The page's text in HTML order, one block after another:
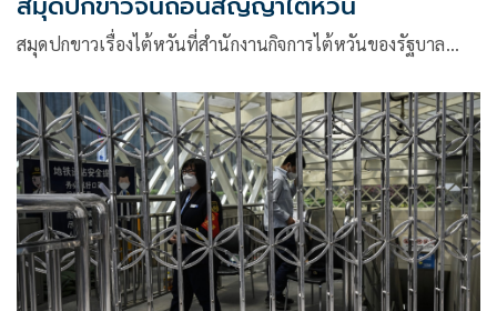
สมุดปกขาวเรื่องไต้หวันที่สำนักงานกิจการไต้หวันของรัฐบาล…